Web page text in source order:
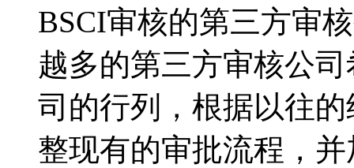
BSCI审核的第三方审
越多的第三方审核公
司的行列，根据以往
整现有的审批流程，